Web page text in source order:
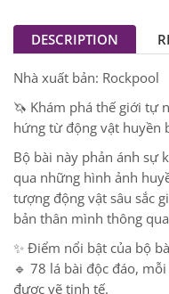
DESCRIPTION
Nhà xuất bản: Rockpool
🦄 Khám phá thế giới tự
hứng từ động vật huyền
Bộ bài này phản ánh sự
qua những hình ảnh
tượng động vật sâu sắc
bản thân mình thông
✨ Điểm nổi bật của bộ
🔹 78 lá bài độc đáo,
được vẽ tinh tế.